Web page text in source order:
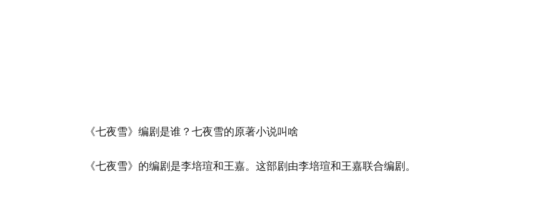
《七夜雪》编剧是谁？七夜雪的原著小说叫啥
‌《七夜雪》的编剧是李培瑄和王嘉。‌这部剧由李培瑄和王嘉联合编剧‌。